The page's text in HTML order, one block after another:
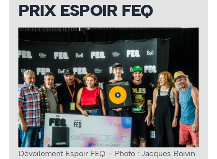
PRIX ESPOIR FEQ
Dévoilement Espoir FEQ – Photo : Jacques Boivin